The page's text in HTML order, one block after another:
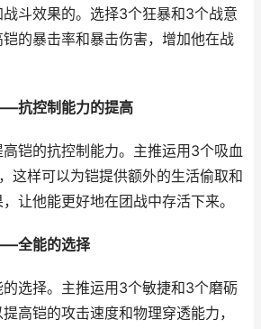
斗效果的。选择3个狂暴和3个战意
的暴击率和暴击伤害，增加他在战
抗控制能力的提高
铠的抗控制能力。主推运用3个吸血
这样可以为铠提供额外的生活偷取和
让他能更好地在团战中存活下来。
全能的选择
选择。主推运用3个敏捷和3个磨砺
高铠的攻击速度和物理穿透能力，